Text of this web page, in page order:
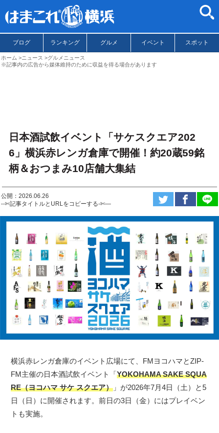
ブログ ランキング グルメ イベント スポット
ホーム ニュース
グルメニュース
※記事内の広告から媒体維持のために収益を得る場合があります
日本酒試飲イベント「サケスクエア202
6」横浜赤レンガ倉庫で開催！約20蔵59銘
柄＆おつまみ10店舗大集結
公開：2026.06.26
--✄記事タイトルとURLをコピーする-✄—
横浜赤レンガ倉庫のイベント広場にて、FMヨコハマとZIP-
FM主催の日本酒試飲イベント「YOKOHAMA SAKE SQUA
RE（ヨコハマ サケ スクエア） 」が2026年7月4日（土）と5
日（日）に開催されます。前日の3日（金）にはプレイベン
トも実施。